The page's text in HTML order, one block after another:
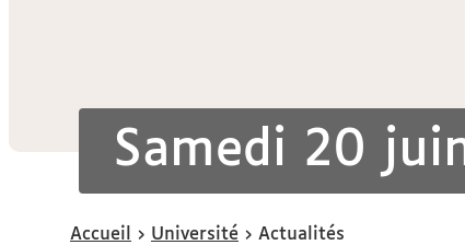
Samedi 20
Vous
Accueil Université Actualités